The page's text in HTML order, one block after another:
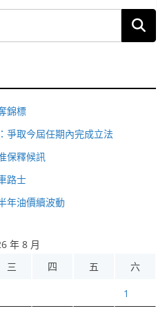
錦標
爭取今屆任期內完成立法
保釋候訊
路士
年油價續波動
年 8 月
三 四 五 六
1